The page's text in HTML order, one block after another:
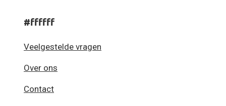
#ffffff
Veelgestelde vragen
Over ons
Contact